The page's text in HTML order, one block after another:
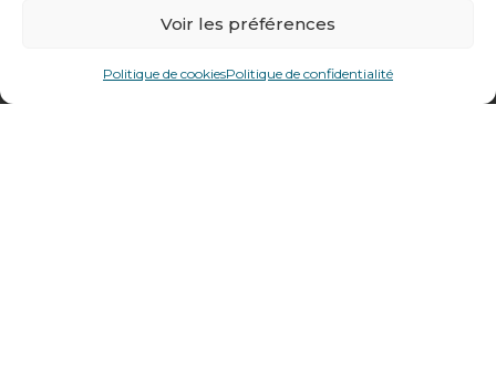
Voir les préférences
Politique de cookiesPolitique de confidentialité
478 rue Alexandre Richetta
Plan d’accès